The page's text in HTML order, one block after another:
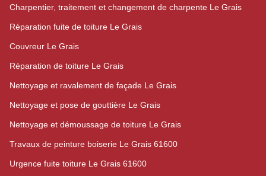
Charpentier, traitement et changement de charpente Le Grais
Réparation fuite de toiture Le Grais
Couvreur Le Grais
Réparation de toiture Le Grais
Nettoyage et ravalement de façade Le Grais
Nettoyage et pose de gouttière Le Grais
Nettoyage et démoussage de toiture Le Grais
Travaux de peinture boiserie Le Grais 61600
Urgence fuite toiture Le Grais 61600